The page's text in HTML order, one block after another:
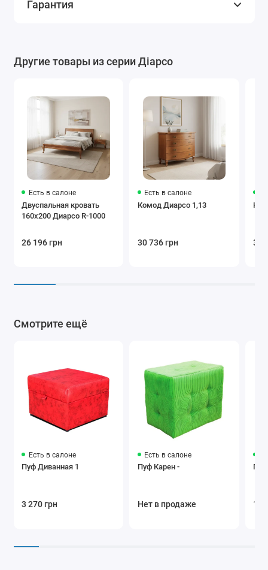
Гарантия
Другие товары из серии Діарсо
Есть в салоне
Двуспальная кровать
160x200 Диарсо R-1000
26 196 грн
Есть в салоне
Комод Диарсо 1,13
30 736 грн 31
Смотрите ещё
Есть в салоне
Пуф Диванная 1
3 270 грн
Есть в салоне
Пуф Карен -
Нет в продаже
Пуф
1